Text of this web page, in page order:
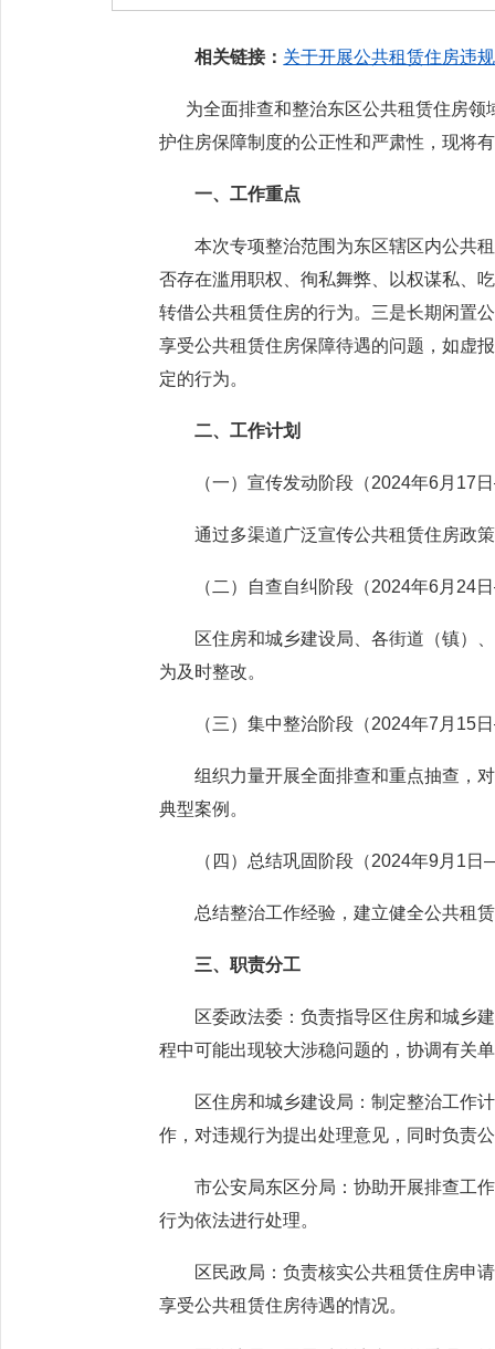
相关链接： 关于开展公共租赁住房违
为全面排查和整治东区公共租赁住房领
护住房保障制度的公正性和严肃性，现将
一、工作重点
本次专项整治范围为东区辖区内公共租
否存在滥用职权、徇私舞弊、以权谋私、
转借公共租赁住房的行为。三是长期闲置
享受公共租赁住房保障待遇的问题，如虚
定的行为。
二、工作计划
（一）宣传发动阶段（2024年6月17
通过多渠道广泛宣传公共租赁住房政策
（二）自查自纠阶段（2024年6月24
区住房和城乡建设局、各街道（镇）、
为及时整改。
（三）集中整治阶段（2024年7月15
组织力量开展全面排查和重点抽查，对
典型案例。
（四）总结巩固阶段（2024年9月1日
总结整治工作经验，建立健全公共租赁
三、职责分工
区委政法委：负责指导区住房和城乡建
程中可能出现较大涉稳问题的，协调有关
区住房和城乡建设局：制定整治工作计
作，对违规行为提出处理意见，同时负责
市公安局东区分局：协助开展排查工作
行为依法进行处理。
区民政局：负责核实公共租赁住房申请
享受公共租赁住房待遇的情况。